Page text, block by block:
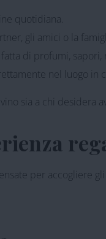
quotidiana.
gli amici o la
di profumi, sapori,
nel luogo in
sia a chi desidera
per accogliere